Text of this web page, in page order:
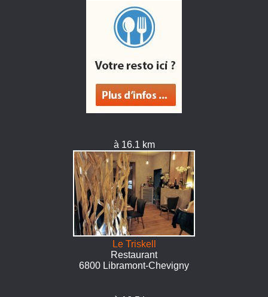
à 16.1 km
Le Triskell
Restaurant
6800 Libramont-Chevigny